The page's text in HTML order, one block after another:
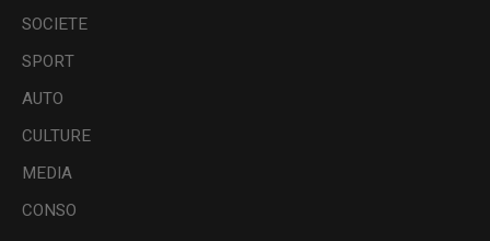
SOCIETE
SPORT
AUTO
CULTURE
MEDIA
CONSO